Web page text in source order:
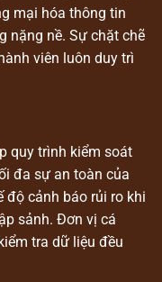
mại hóa thông tin
nặng nề. Sự chặt chẽ
viên luôn duy trì
quy trình kiểm soát
đa sự an toàn của
độ cảnh báo rủi ro khi
sảnh. Đơn vị cá
tra dữ liệu đều